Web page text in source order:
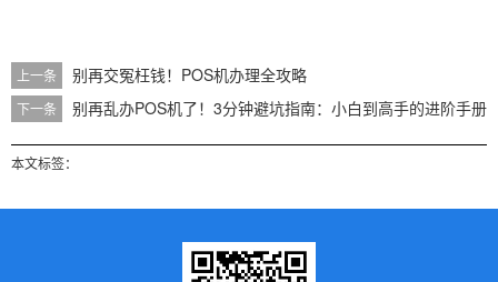
上一条 别再交冤枉钱！POS机办理全攻略
下一条 别再乱办POS机了！3分钟避坑指南：小白到高手的进阶手册
本文标签：